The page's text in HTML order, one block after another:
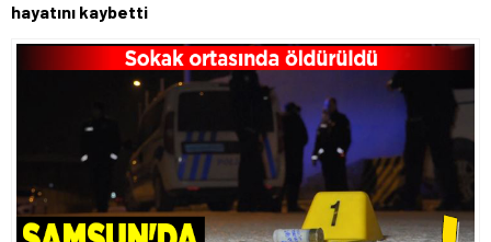
55,0051
hayatını kaybetti